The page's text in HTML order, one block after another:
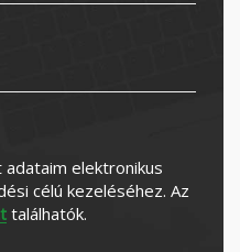
elektronikus
célú kezeléséhez. Az
találhatók.